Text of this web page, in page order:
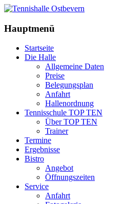
Hauptmenü
Startseite
Die Halle
Allgemeine Daten
Preise
Belegungsplan
Anfahrt
Hallenordnung
Tennisschule TOP TEN
Über TOP TEN
Trainer
Termine
Ergebnisse
Bistro
Angebot
Öffnungszeiten
Service
Anfahrt